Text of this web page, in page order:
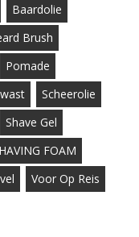
Baardolie
Brush
Pomade
Scheerolie
Shave Gel
FOAM
Voor Op Reis